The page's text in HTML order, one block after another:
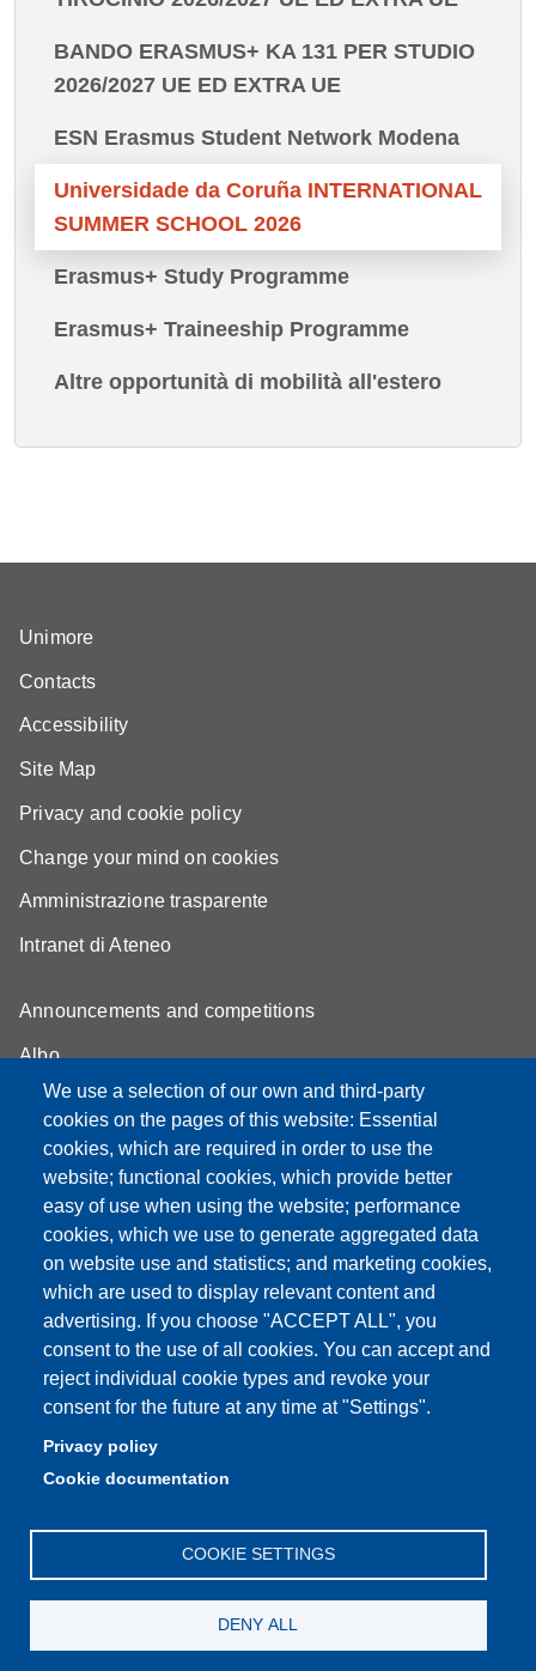
BANDO ERASMUS+ KA 131 PER STUDIO
2026/2027 UE ED EXTRA UE
ESN Erasmus Student Network Modena
Universidade da Coruña INTERNATIONAL
SUMMER SCHOOL 2026
Erasmus+ Study Programme
Erasmus+ Traineeship Programme
Altre opportunità di mobilità all'estero
We use a selection of our own and third-party
cookies on the pages of this website: Essential
cookies, which are required in order to use the
website; functional cookies, which provide better
easy of use when using the website; performance
cookies, which we use to generate aggregated data
on website use and statistics; and marketing cookies,
which are used to display relevant content and
advertising. If you choose "ACCEPT ALL", you
consent to the use of all cookies. You can accept and
reject individual cookie types and revoke your
consent for the future at any time at "Settings".
Privacy policy
Cookie documentation
COOKIE SETTINGS
DENY ALL
Unimore
Contacts
Accessibility
Site Map
Privacy and cookie policy
Change your mind on cookies
Amministrazione trasparente
Intranet di Ateneo
Announcements and competitions
Albo
Online teaching mode
Student secretariat
Quality Assurance
Partita IVA: 00427620364
Dipartimento di Educazione e Scienze Umane
Sede: Viale Timavo 93 - 42121 Reggio nell'Emilia
Area Didattica: didattica.desu@unimore.it
Segreteria: segreteria.educazione@unimore.it
Telefono: 0522/523611 (portineria)